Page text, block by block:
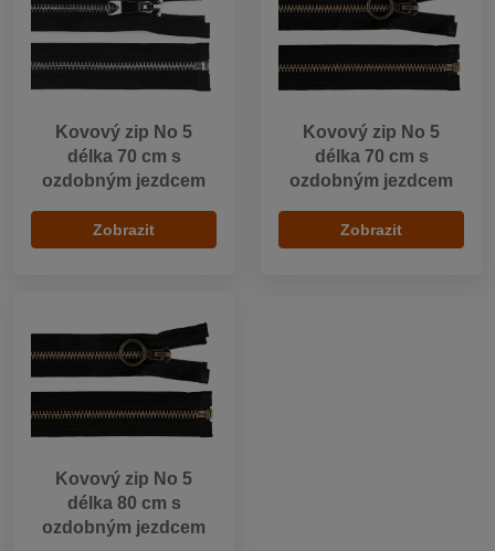
Kovový zip No 5
délka 70 cm s
ozdobným jezdcem
Zobrazit
Kovový zip No 5
délka 70 cm s
ozdobným jezdcem
Zobrazit
Kovový zip No 5
délka 80 cm s
ozdobným jezdcem